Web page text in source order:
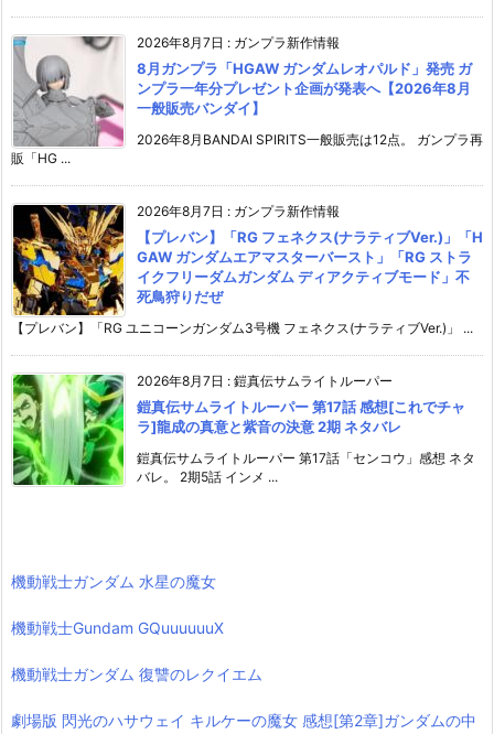
2026年8月7日 : ガンプラ新作情報
8月ガンプラ「HGAW ガンダムレオパルド」発売 ガ
ンプラ一年分プレゼント企画が発表へ【2026年8月
一般販売バンダイ】
2026年8月BANDAI SPIRITS一般販売は12点。 ガンプラ再
販「HG ...
2026年8月7日 : ガンプラ新作情報
【プレバン】「RG フェネクス(ナラティブVer.)」「H
GAW ガンダムエアマスターバースト」「RG ストラ
イクフリーダムガンダム ディアクティブモード」不
死鳥狩りだぜ
【プレバン】「RG ユニコーンガンダム3号機 フェネクス(ナラティブVer.)」 ...
2026年8月7日 : 鎧真伝サムライトルーパー
鎧真伝サムライトルーパー 第17話 感想[これでチャ
ラ]龍成の真意と紫音の決意 2期 ネタバレ
鎧真伝サムライトルーパー 第17話「センコウ」感想 ネタ
バレ。 2期5話 インメ ...
機動戦士ガンダム 水星の魔女
機動戦士Gundam GQuuuuuuX
機動戦士ガンダム 復讐のレクイエム
劇場版 閃光のハサウェイ キルケーの魔女 感想[第2章]ガンダムの中